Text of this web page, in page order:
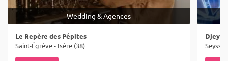
Wedding & Agences
Le Repère des Pépites
Saint-Égrève - Isère (38)